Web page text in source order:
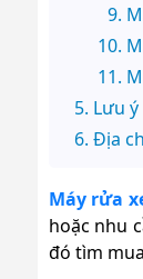
Lưu
Địa
Máy rửa
hoặc nhu
đó tìm